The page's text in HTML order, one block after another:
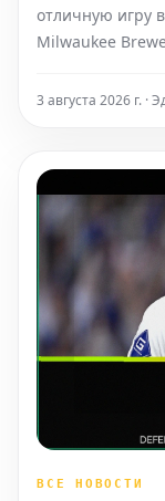
отличную игру
Milwaukee
время
3 августа 2026 г. ·
ВСЕ НОВОСТИ